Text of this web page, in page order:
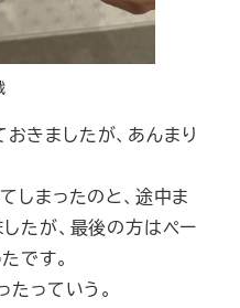
きましたが、あんまり
しまったのと、途中ま
たが、最後の方はペー
です。
たっていう。